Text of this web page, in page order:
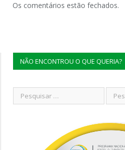
Os comentários estão fechados.
NÃO ENCONTROU O QUE QUERIA?